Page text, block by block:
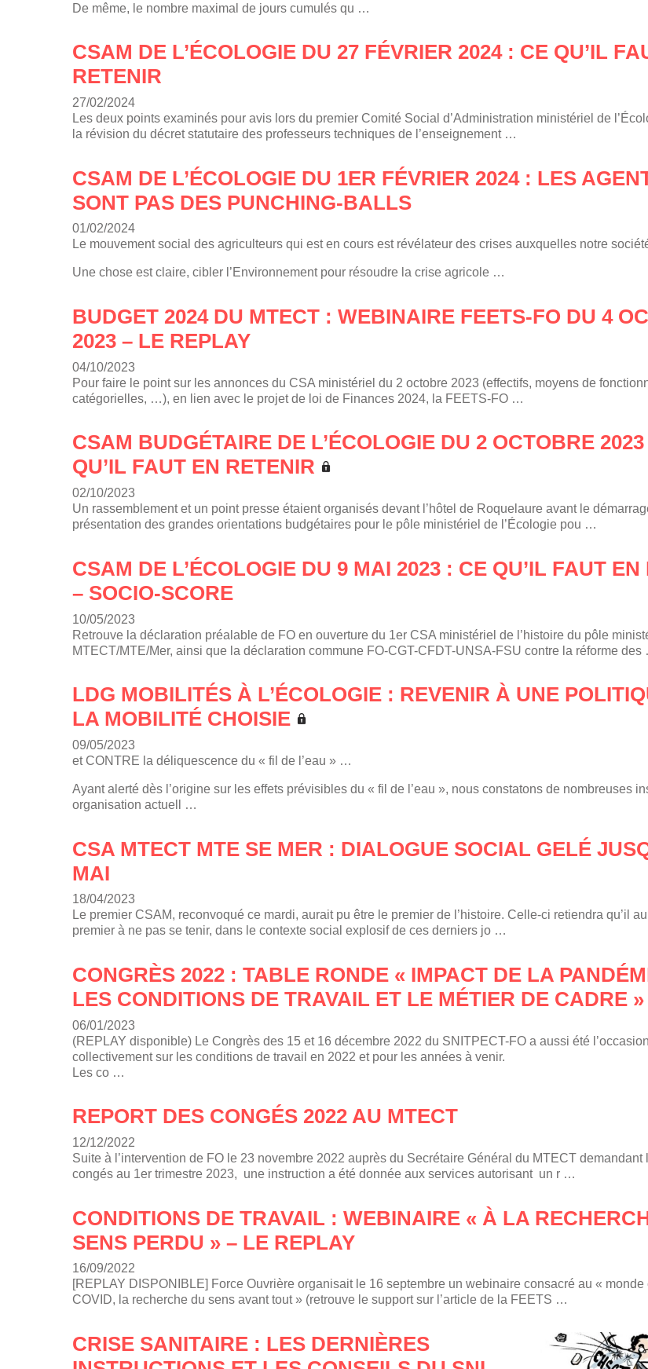
De même, le nombre maximal de jours cumulés qu …
CSAM DE L’ÉCOLOGIE DU 27 FÉVRIER 2024 : CE QU’IL
RETENIR
27/02/2024
Les deux points examinés pour avis lors du premier Comité Social d’Administration ministériel de
la révision du décret statutaire des professeurs techniques de l’enseignement …
CSAM DE L’ÉCOLOGIE DU 1ER FÉVRIER 2024 : LES
SONT PAS DES PUNCHING-BALLS
01/02/2024
Le mouvement social des agriculteurs qui est en cours est révélateur des crises auxquelles notre
Une chose est claire, cibler l’Environnement pour résoudre la crise agricole …
BUDGET 2024 DU MTECT : WEBINAIRE FEETS-FO DU 4
2023 – LE REPLAY
04/10/2023
Pour faire le point sur les annonces du CSA ministériel du 2 octobre 2023 (effectifs, moyens de
catégorielles, …), en lien avec le projet de loi de Finances 2024, la FEETS-FO …
CSAM BUDGÉTAIRE DE L’ÉCOLOGIE DU 2 OCTOBRE
QU’IL FAUT EN RETENIR
02/10/2023
Un rassemblement et un point presse étaient organisés devant l’hôtel de Roquelaure avant le
présentation des grandes orientations budgétaires pour le pôle ministériel de l’Écologie pou …
CSAM DE L’ÉCOLOGIE DU 9 MAI 2023 : CE QU’IL FAUT EN
– SOCIO-SCORE
10/05/2023
Retrouve la déclaration préalable de FO en ouverture du 1er CSA ministériel de l’histoire du pôle
MTECT/MTE/Mer, ainsi que la déclaration commune FO-CGT-CFDT-UNSA-FSU contre la réforme des
LDG MOBILITÉS À L’ÉCOLOGIE : REVENIR À UNE
LA MOBILITÉ CHOISIE
09/05/2023
et CONTRE la déliquescence du « fil de l’eau » …
Ayant alerté dès l’origine sur les effets prévisibles du « fil de l’eau », nous constatons de nombreuses
organisation actuell …
CSA MTECT MTE SE MER : DIALOGUE SOCIAL GELÉ
MAI
18/04/2023
Le premier CSAM, reconvoqué ce mardi, aurait pu être le premier de l’histoire. Celle-ci retiendra qu’il
premier à ne pas se tenir, dans le contexte social explosif de ces derniers jo …
CONGRÈS 2022 : TABLE RONDE « IMPACT DE LA
LES CONDITIONS DE TRAVAIL ET LE MÉTIER DE CADRE »
06/01/2023
(REPLAY disponible) Le Congrès des 15 et 16 décembre 2022 du SNITPECT-FO a aussi été
collectivement sur les conditions de travail en 2022 et pour les années à venir.
Les co …
REPORT DES CONGÉS 2022 AU MTECT
12/12/2022
Suite à l’intervention de FO le 23 novembre 2022 auprès du Secrétaire Général du MTECT demandant
congés au 1er trimestre 2023, une instruction a été donnée aux services autorisant un r …
CONDITIONS DE TRAVAIL : WEBINAIRE « À LA
SENS PERDU » – LE REPLAY
16/09/2022
[REPLAY DISPONIBLE] Force Ouvrière organisait le 16 septembre un webinaire consacré au «
COVID, la recherche du sens avant tout » (retrouve le support sur l’article de la FEETS …
CRISE SANITAIRE : LES DERNIÈRES